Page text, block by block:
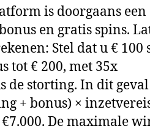
is doorgaans een
en gratis spins.
Stel dat u € 100
tot € 200, met 35x
de storting. In dit
+ bonus) ×
De maximale